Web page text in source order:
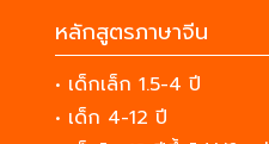
หลักสูตรภาษาจีน
• เด็กเล็ก 1.5-4 ปี
• เด็ก 4-12 ปี